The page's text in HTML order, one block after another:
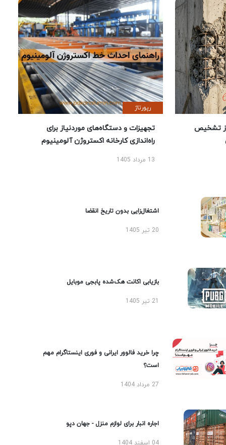
تشخیص
رپورتاژ
تجهیزات و دستگاه‌های موردنیاز برای
راه‌اندازی کارخانه اکستروژن آلومینیوم
13 مرداد 1405
اشتغال‌زایی بدون تاریخ انقضا
20 تیر 1405
بازیابی اکانت هک‌شده پابجی موبایل
چرا خرید فالوور ایرانی و فوری اینستاگرام مهم
است؟
27 مرداد 1404
اجاره انبار برای لوازم منزل - جهان دپو
04 اسفند 1404